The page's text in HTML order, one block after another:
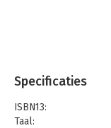
Specificaties
ISBN13:
Taal: